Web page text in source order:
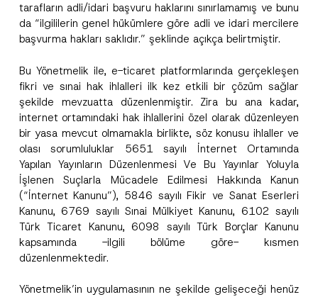
tarafların adli/idari başvuru haklarını sınırlamamış ve bunu
da “ilgililerin genel hükümlere göre adli ve idari mercilere
başvurma hakları saklıdır.” şeklinde açıkça belirtmiştir.
Bu Yönetmelik ile, e-ticaret platformlarında gerçekleşen
fikri ve sınai hak ihlalleri ilk kez etkili bir çözüm sağlar
şekilde mevzuatta düzenlenmiştir. Zira bu ana kadar,
internet ortamındaki hak ihlallerini özel olarak düzenleyen
bir yasa mevcut olmamakla birlikte, söz konusu ihlaller ve
olası sorumluluklar 5651 sayılı İnternet Ortamında
Yapılan Yayınların Düzenlenmesi Ve Bu Yayınlar Yoluyla
İşlenen Suçlarla Mücadele Edilmesi Hakkında Kanun
(“İnternet Kanunu”), 5846 sayılı Fikir ve Sanat Eserleri
Kanunu, 6769 sayılı Sınai Mülkiyet Kanunu, 6102 sayılı
Türk Ticaret Kanunu, 6098 sayılı Türk Borçlar Kanunu
kapsamında -ilgili bölüme göre- kısmen
düzenlenmektedir.
Yönetmelik’in uygulamasının ne şekilde gelişeceği henüz
Konu*
P
r
i
v
a
y
N
t
i
e
*
Bu iletişim formu aracılığıyla sağlanan kişisel
verilerle ilgiliaydınlatma metni ni okudum ve
p
p
o
v
e
*
Bu iletişim formunu göndererek,
aydınlatma
metninde açıklanan şekilde kişisel verilerimin
işlenmesine izin veriyorum.
GÖNDER